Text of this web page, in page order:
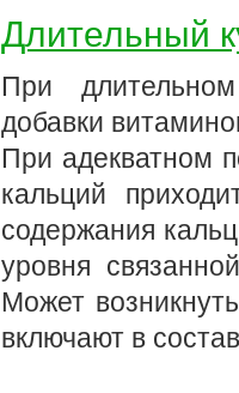
Длительный
При
добавки
При адекватном
кальций
содержания
уровня
Может
включают в